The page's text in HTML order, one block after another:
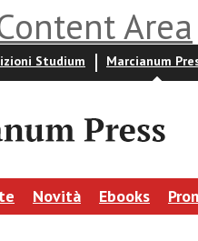
Area
Studium Marcianum
Novità Ebooks